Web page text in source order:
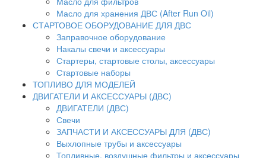
Масло для хранения ДВС (After Run Oil)
СТАРТОВОЕ ОБОРУДОВАНИЕ ДЛЯ ДВС
Заправочное оборудование
Накалы свечи и аксессуары
Стартеры, стартовые столы, аксессуары
Стартовые наборы
ТОПЛИВО ДЛЯ МОДЕЛЕЙ
ДВИГАТЕЛИ И АКСЕССУАРЫ (ДВС)
ДВИГАТЕЛИ (ДВС)
Свечи
ЗАПЧАСТИ И АКСЕССУАРЫ ДЛЯ (ДВС)
Выхлопные трубы и аксессуары
Топливные, воздушные фильтры и аксессуары